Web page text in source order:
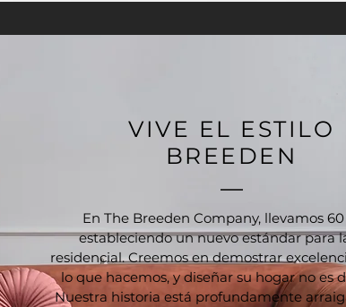
VIVE EL ESTILO
BREEDEN
En The Breeden Company, llevamos
estableciendo un nuevo estándar para
residencial. Creemos en demostrar
lo que hacemos, y diseñar su hogar no es
Nuestra historia está profundamente